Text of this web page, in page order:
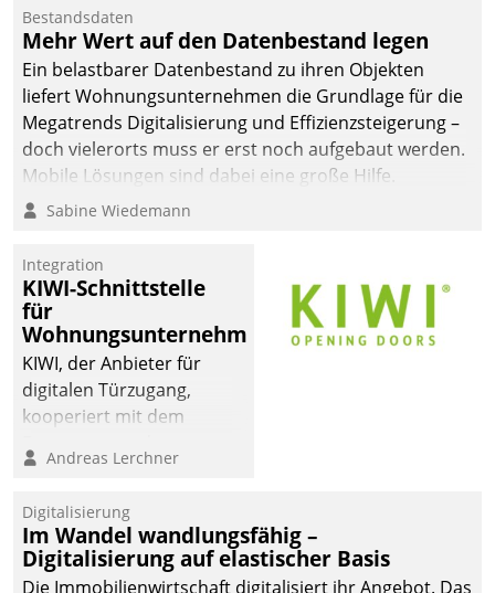
Bestandsdaten
Mehr Wert auf den Datenbestand legen
Ein belastbarer Datenbestand zu ihren Objekten
liefert Wohnungsunternehmen die Grundlage für die
Megatrends Digitalisierung und Effizienzsteigerung –
doch vielerorts muss er erst noch aufgebaut werden.
Mobile Lösungen sind dabei eine große Hilfe.
Sabine Wiedemann
Integration
KIWI-Schnittstelle
für
Wohnungsunternehmen
KIWI, der Anbieter für
digitalen Türzugang,
kooperiert mit dem
Softwareentwicklungshaus
Andreas Lerchner
Digitalisierung
Im Wandel wandlungsfähig –
Digitalisierung auf elastischer Basis
Die Immobilienwirtschaft digitalisiert ihr Angebot. Das